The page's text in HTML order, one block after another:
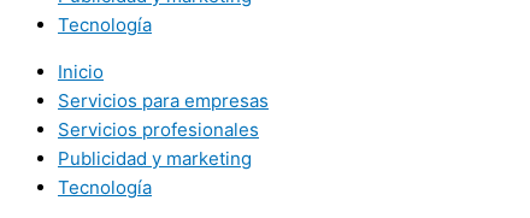
Tecnología
Inicio
Servicios para empresas
Servicios profesionales
Publicidad y marketing
Tecnología